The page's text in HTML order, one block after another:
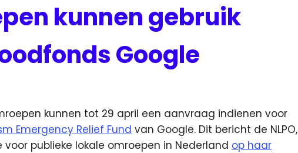
kunnen gebruik
Google
kunnen tot 29 april een aanvraag indienen voor
Emergency Relief Fund van Google. Dit bericht de NLPO,
publieke lokale omroepen in Nederland op haar